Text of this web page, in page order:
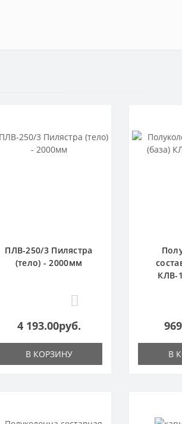
ПЛВ-250/3 Пилястра
(тело) - 2000мм
4 193.00руб.
В КОРЗИНУ
КЛВ-
В